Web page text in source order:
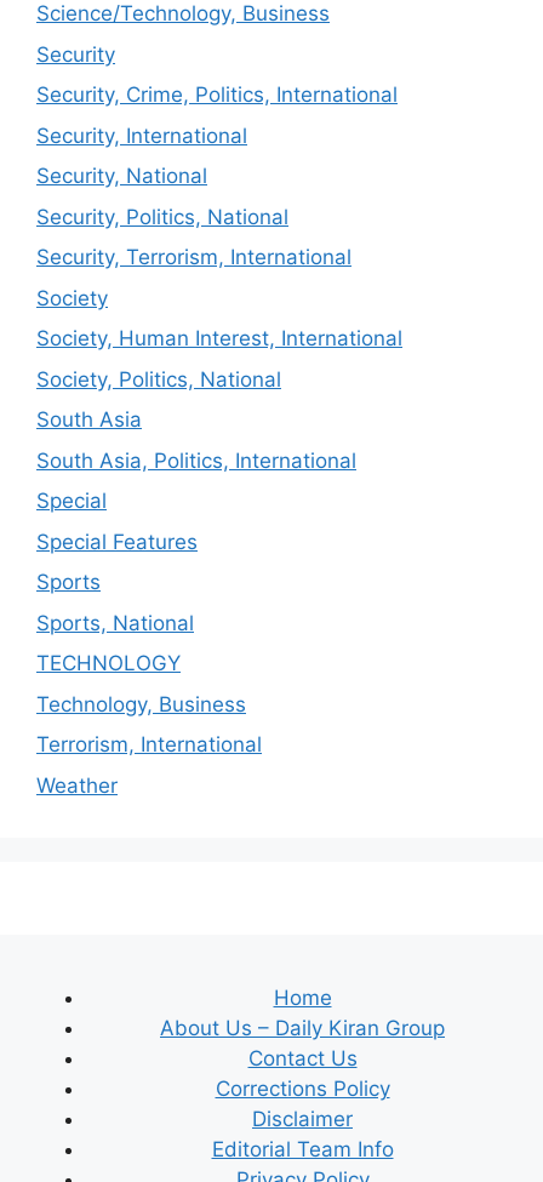
Science/Technology, Business
Security
Security, Crime, Politics, International
Security, International
Security, National
Security, Politics, National
Security, Terrorism, International
Society
Society, Human Interest, International
Society, Politics, National
South Asia
South Asia, Politics, International
Special
Special Features
Sports
Sports, National
TECHNOLOGY
Technology, Business
Terrorism, International
Weather
Home
About Us – Daily Kiran Group
Contact Us
Corrections Policy
Disclaimer
Editorial Team Info